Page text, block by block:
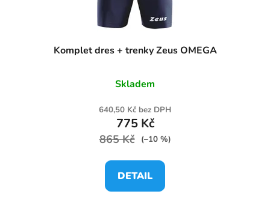
Komplet dres + trenky Zeus OMEGA
Skladem
640,50 Kč bez DPH
775 Kč
865 Kč (–10 %)
DETAIL